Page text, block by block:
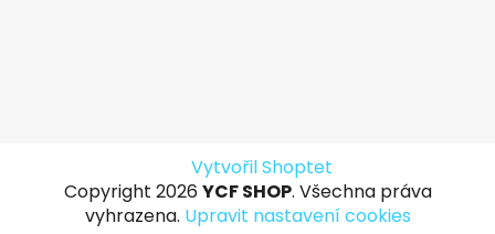
Vytvořil Shoptet
Copyright 2026 YCF SHOP. Všechna práva
vyhrazena. Upravit nastavení cookies